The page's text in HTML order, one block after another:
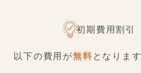
以下の費用が無料となります
初期費用割引